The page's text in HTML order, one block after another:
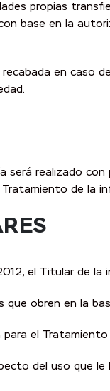
propias
base en la
en
será realizado
de la
el Titular de
obren en la
el Tratamiento
del uso que le